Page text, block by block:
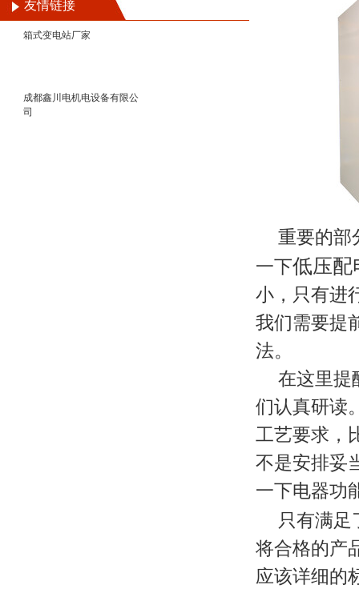
友情链接
箱式变电站厂家
成都鑫川电机电设备有限公
司
重要的部
一下低压配
小，只有进
我们需要提
法。
在这里提
们认真研读
工艺要求，
不是安排妥
一下电器功
只有满足
将合格的产
应该详细的